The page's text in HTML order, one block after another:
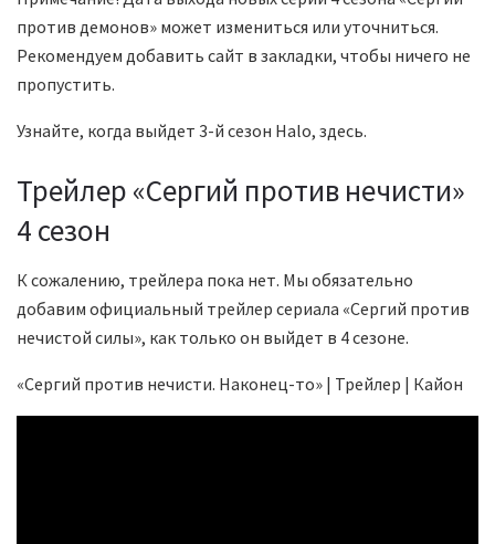
против демонов» может измениться или уточниться.
Рекомендуем добавить сайт в закладки, чтобы ничего не
пропустить.
Узнайте, когда выйдет 3-й сезон Halo, здесь.
Трейлер «Сергий против нечисти»
4 сезон
К сожалению, трейлера пока нет. Мы обязательно
добавим официальный трейлер сериала «Сергий против
нечистой силы», как только он выйдет в 4 сезоне.
«Сергий против нечисти. Наконец-то» | Трейлер | Кайон